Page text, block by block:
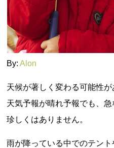
By:Alon
天候が著しく変わる可能性が
天気予報が晴れ予報でも、
珍しくはありません。
雨が降っている中でのテン